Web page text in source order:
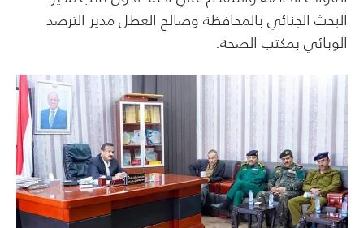
البحث الجنائي بالمحافظة وصالح العطل مدير الترصد
الوبائي بمكتب الصحة.